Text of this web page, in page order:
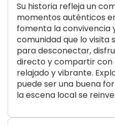
Su historia refleja un
momentos auténticos
fomenta la convivencia
comunidad que lo visita
para desconectar,
directo y compartir con
relajado y vibrante.
puede ser una buena
la escena local se